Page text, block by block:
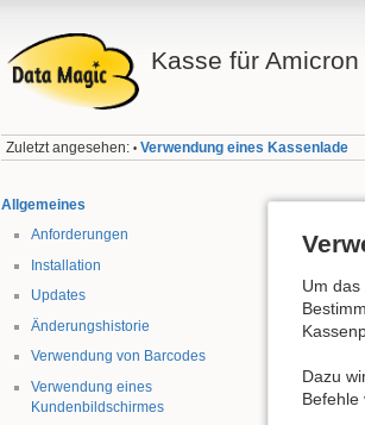
Kasse für
Zuletzt angesehen: • Verwendung eines Kassenlade
Allgemeines
Anforderungen
Installation
Updates
Änderungshistorie
Verwendung von Barcodes
Verwendung eines
Kundenbildschirmes
Um
Dazu
Befehle